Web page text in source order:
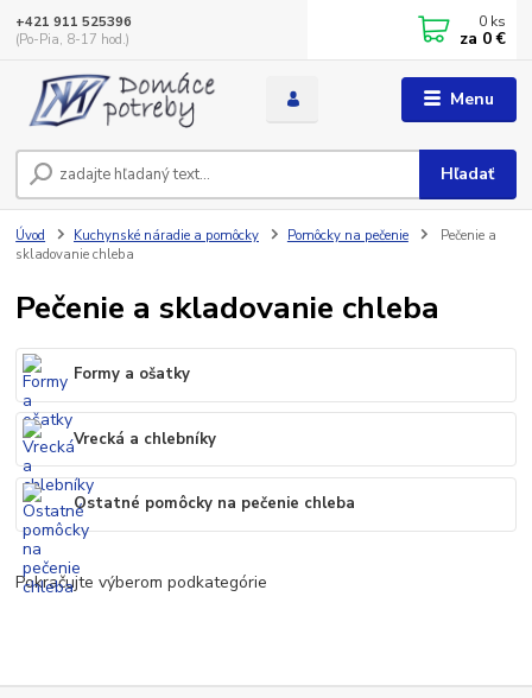
Menu
Hľadať
+421 911 525396
(Po-Pia, 8-17 hod.)
0 ks
za 0 €
Úvod Kuchynské náradie a pomôcky Pomôcky na pečenie
Pečenie a
skladovanie chleba
Pečenie a skladovanie chleba
Formy a ošatky
Vrecká a chlebníky
Ostatné pomôcky na pečenie chleba
Pokračujte výberom podkategórie